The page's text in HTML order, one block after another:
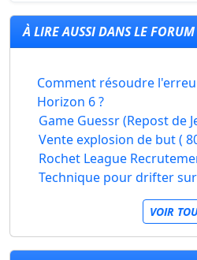
À LIRE AUSSI DANS LE
Comment résoudre
Horizon 6 ?
Game Guessr (Repost de
Vente explosion de but (
Rochet League
Technique pour drifter
VOIR